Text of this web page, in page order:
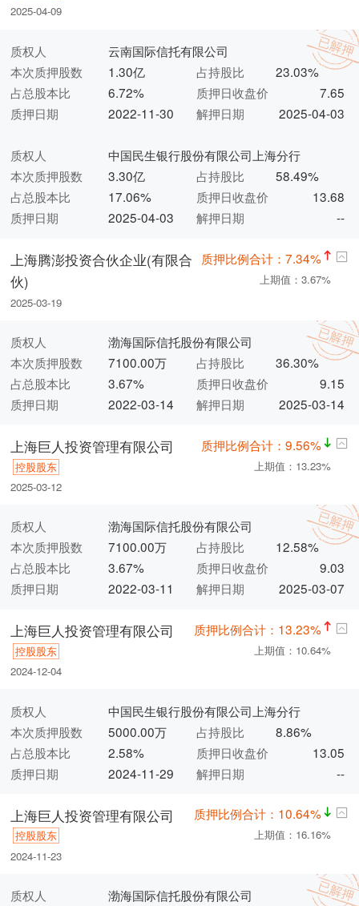
2025-04-09
质权人
云南国际信托有限公司
本次质押股数
1.30亿 占持股比
23.03%
占总股本比
6.72% 质押日收盘价
7.65
质押日期
2022-11-30 解押日期 2025-04-03
质权人
中国民生银行股份有限公司上海分行
本次质押股数
3.30亿 占持股比
58.49%
占总股本比
17.06% 质押日收盘价
13.68
质押日期
2025-04-03 解押日期 --
上海腾澎投资合伙企业(有限合
伙)
2025-03-19
质押比例合计：7.34%
上期值：3.67%
质权人
渤海国际信托股份有限公司
本次质押股数
7100.00万 占持股比
36.30%
占总股本比
3.67% 质押日收盘价
9.15
质押日期
2022-03-14 解押日期 2025-03-14
上海巨人投资管理有限公司
控股股东
2025-03-12
质押比例合计：9.56%
上期值：13.23%
质权人
渤海国际信托股份有限公司
本次质押股数
7100.00万 占持股比
12.58%
占总股本比
3.67% 质押日收盘价
9.03
质押日期
2022-03-11 解押日期 2025-03-07
上海巨人投资管理有限公司
控股股东
2024-12-04
质押比例合计：13.23%
上期值：10.64%
质权人
中国民生银行股份有限公司上海分行
本次质押股数
5000.00万 占持股比
8.86%
占总股本比
2.58% 质押日收盘价
13.05
质押日期
2024-11-29 解押日期 --
上海巨人投资管理有限公司
控股股东
2024-11-23
质押比例合计：10.64%
上期值：16.16%
质权人
渤海国际信托股份有限公司